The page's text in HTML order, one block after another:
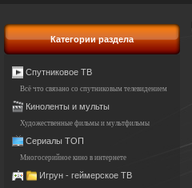
Категории раздела
Спутниковое ТВ
Всё что связано со спутниковым телевидением
Киноленты и мульты
Художественные фильмы и мультфильмы
Сериалы ТОП
Многосерийное кино в интернете
Игрун - геймерское ТВ